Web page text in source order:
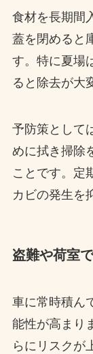
食材を長期間
蓋を閉めると
す。特に夏場
ると除去が大
予防策として
めに拭き掃除
ことです。定
カビの発生を
盗難や荷室
車に常時積ん
能性が高まり
らにリスクが